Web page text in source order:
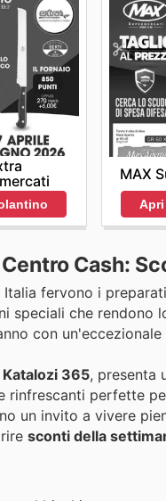
MAX
Cash:
fervono i
che rendono
con
Katalozi 365, presenta
rinfrescanti perfette
un invito a vivere
sconti della